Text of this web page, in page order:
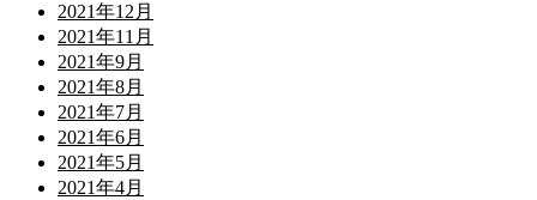
2021年12月
2021年11月
2021年9月
2021年8月
2021年7月
2021年6月
2021年5月
2021年4月